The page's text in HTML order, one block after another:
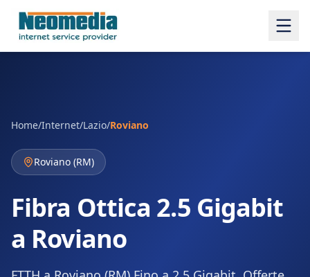
Home/Internet/Lazio/Roviano
Roviano (RM)
Fibra Ottica 2.5 Gigabit
a Roviano